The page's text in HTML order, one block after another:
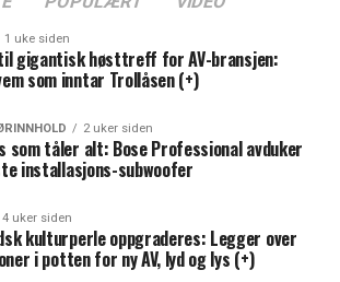
1 uke siden
gigantisk høsttreff for AV-bransjen:
som inntar Trollåsen (+)
2 uker siden
som tåler alt: Bose Professional avduker
installasjons-subwoofer
4 uker siden
kulturperle oppgraderes: Legger over
i potten for ny AV, lyd og lys (+)